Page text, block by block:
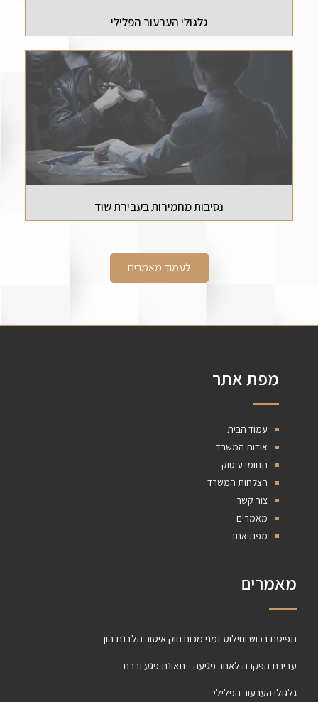
גלגולי הערעור הפלילי
נסיבות מחמירות בעבירת שוד
לעמוד מאמרים
מפת אתר
עמוד הבית
אודות המשרד
תחומי עיסוק
הצלחות המשרד
צור קשר
מאמרים
מפת אתר
מאמרים
תפיסת רכוש וחילוט זמני מכוח חוק איסור הלבנת הון
עבירת הפקרה לאחר פגיעה - תאונת פגע וברח
גלגולי הערעור הפלילי